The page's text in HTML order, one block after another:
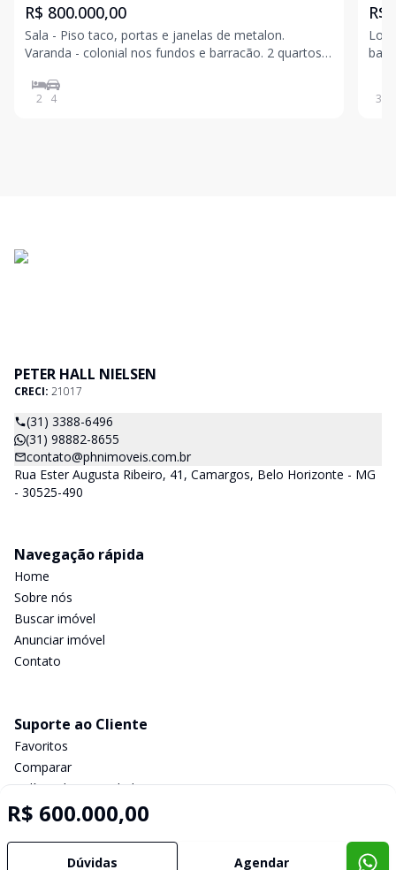
R$ 800.000,00
Sala - Piso taco, portas e janelas de metalon.
Varanda - colonial nos fundos e barracão. 2 quartos -
Social 100% revestido, piso cerâmica, corredor em
2 4
R$
2
360
R$ 600.000,00
Dúvidas Agendar
PETER HALL NIELSEN
CRECI: 21017
(31) 3388-6496
(31) 98882-8655
contato@phnimoveis.com.br
Rua Ester Augusta Ribeiro, 41, Camargos, Belo Horizonte - MG
- 30525-490
Navegação rápida
Home
Sobre nós
Buscar imóvel
Anunciar imóvel
Contato
Suporte ao Cliente
Favoritos
Comparar
Política de privacidade
Imobiliária Certificada: